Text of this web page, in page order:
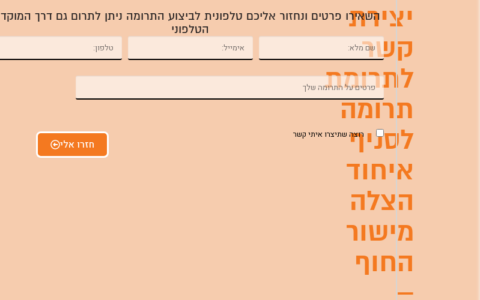
יצירת
קשר
לתרומת
תרומה
לסניף
איחוד
הצלה
מישור
החוף
השאירו פרטים ונחזור אליכם טלפונית לביצוע התרומה ניתן לתרום גם דרך המוקד
הטלפוני
רוצה שתיצרו איתי קשר
חזרו אלי